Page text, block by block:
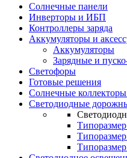
Солнечные панели
Инверторы и ИБП
Контроллеры заряда
Аккумуляторы и
Аккумуляторы
Зарядные и
Светофоры
Готовые решения
Солнечные
Светодиодные